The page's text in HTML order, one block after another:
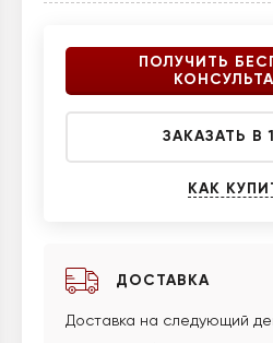
ПОЛУЧИТЬ
ЗАКАЗАТЬ В
КАК
ДОСТАВКА
Доставка на следующий